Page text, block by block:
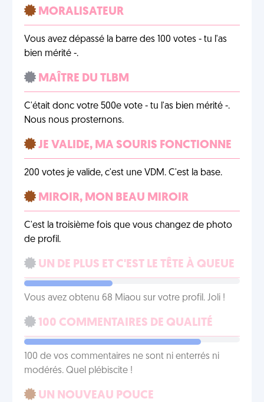
MORALISATEUR
Vous avez dépassé la barre des 100 votes - tu l'as
bien mérité -.
MAÎTRE DU TLBM
C'était donc votre 500e vote - tu l'as bien mérité -.
Nous nous prosternons.
JE VALIDE, MA SOURIS FONCTIONNE
200 votes je valide, c'est une VDM. C'est la base.
MIROIR, MON BEAU MIROIR
C'est la troisième fois que vous changez de photo
de profil.
UN DE PLUS ET C'EST LE TÊTE À QUEUE
Vous avez obtenu 68 Miaou sur votre profil. Joli !
100 COMMENTAIRES DE QUALITÉ
100 de vos commentaires ne sont ni enterrés ni
modérés. Quel plébiscite !
UN NOUVEAU POUCE